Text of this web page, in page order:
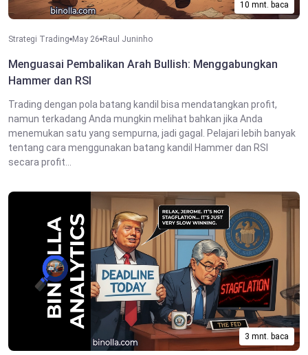
10 mnt. baca
Strategi Trading May 26 Raul Juninho
Menguasai Pembalikan Arah Bullish: Menggabungkan
Hammer dan RSI
Trading dengan pola batang kandil bisa mendatangkan profit,
namun terkadang Anda mungkin melihat bahkan jika Anda
menemukan satu yang sempurna, jadi gagal. Pelajari lebih banyak
tentang cara menggunakan batang kandil Hammer dan RSI
secara profit...
3 mnt. baca